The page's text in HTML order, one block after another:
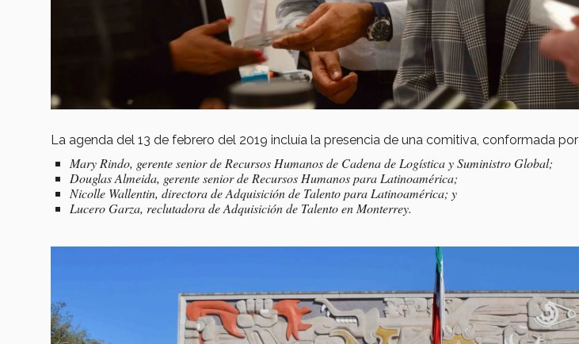
La agenda del 13 de febrero del 2019 incluía la presencia de una comitiva, conformada por
Mary Rindo, gerente senior de Recursos Humanos de Cadena de Logística y Suministro Global;
Douglas Almeida, gerente senior de Recursos Humanos para Latinoamérica;
Nicolle Wallentin, directora de Adquisición de Talento para Latinoamérica; y
Lucero Garza, reclutadora de Adquisición de Talento en Monterrey.